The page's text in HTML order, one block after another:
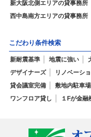
新大阪北側エリアの貸事務所
西中島南方エリアの貸事務所
こだわり条件検索
新耐震基準 地震に強い
デザイナーズ
リノベーシ
貸会議室完備
敷地内駐車
ワンフロア貸し
１Fが金融